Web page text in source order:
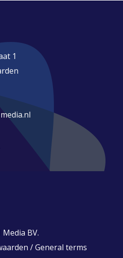
1
Media BV.
/General terms